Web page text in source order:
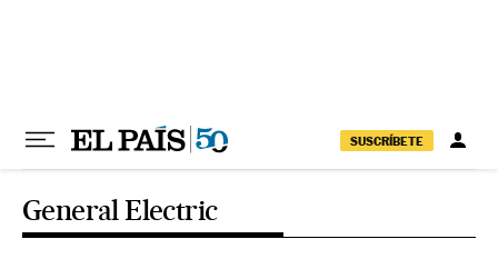
SUSCRÍBETE
General Electric